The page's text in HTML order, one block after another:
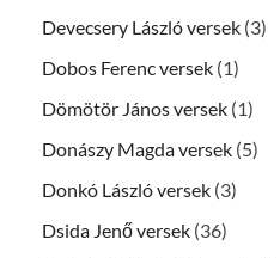
Devecsery László versek (3)
Dobos Ferenc versek (1)
Dömötör János versek (1)
Donászy Magda versek (5)
Donkó László versek (3)
Dsida Jenő versek (36)